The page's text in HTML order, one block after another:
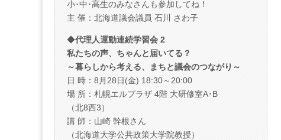
小･中･高生のみなさんも参加してね！
主 催：北海道議会議員 石川 さわ子
◆代理人運動連続学習会 2
私たちの声、ちゃんと届いてる？
～暮らしから考える、まちと議会のつながり～
日 時：8月28日(金) 18:30～20:00
場 所：札幌エルプラザ 4階 大研修室A･B
（北8西3）
講 師：山崎 幹根さん
（北海道大学公共政策大学院教授）